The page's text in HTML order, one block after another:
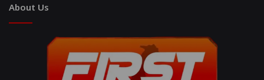
About Us